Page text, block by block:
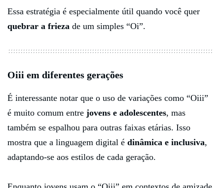
Essa estratégia é especialmente útil quando você quer
quebrar a frieza de um simples “Oi”.
Oiii em diferentes gerações
É interessante notar que o uso de variações como “Oiii”
é muito comum entre jovens e adolescentes, mas
também se espalhou para outras faixas etárias. Isso
mostra que a linguagem digital é dinâmica e inclusiva,
adaptando-se aos estilos de cada geração.